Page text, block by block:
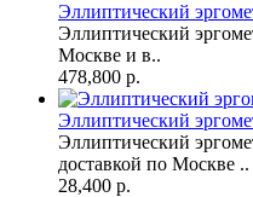
Эллиптический
Эллиптический
Москве и в..
478,800 р.
Эллиптический
Эллиптический
доставкой по Москве ..
28,400 р.